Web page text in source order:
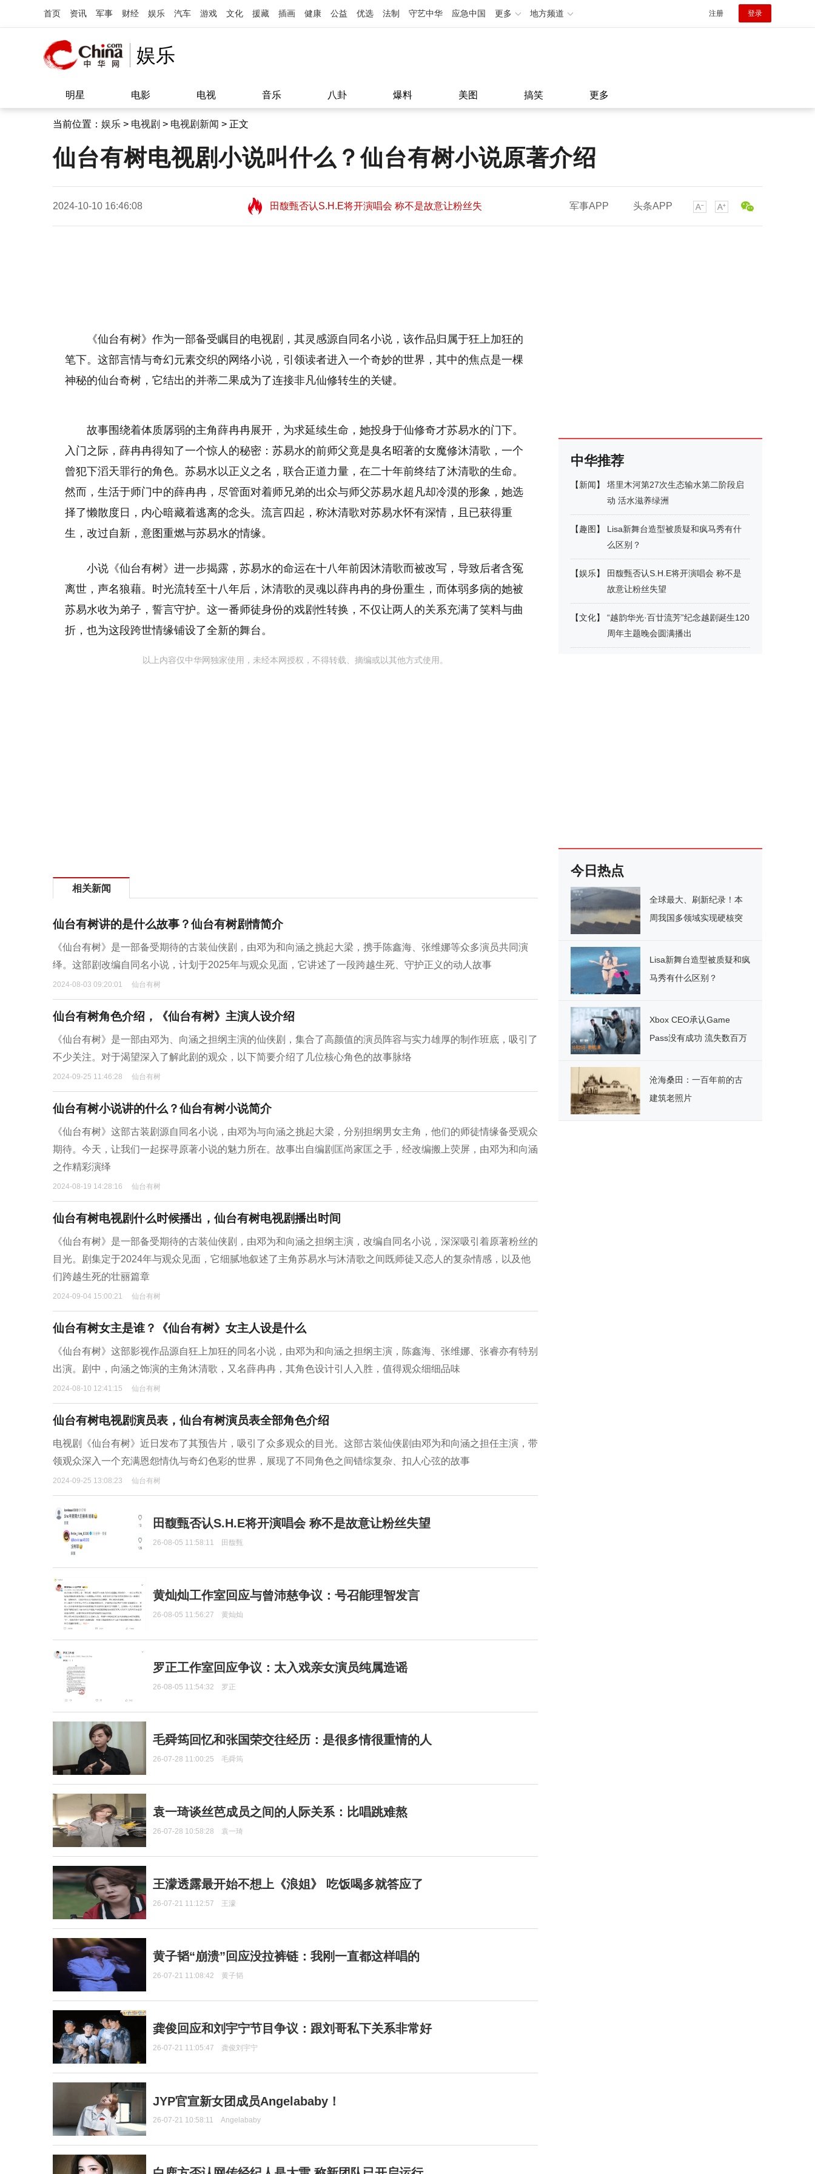
首页 资讯 军事 财经 娱乐 汽车 游戏 文化 援藏 插画 健康 公益 优选 法制 守艺中华 应急中国 更多 地方频道 注册 登录
娱乐
明星 电影 电视 音乐 八卦 爆料 美图 搞笑 更多
当前位置： 娱乐 > 电视剧 > 电视剧新闻 > 正文
仙台有树电视剧小说叫什么？仙台有树小说原著介绍
2024-10-10 16:46:08
田馥甄否认S.H.E将开演唱会 称不是故意让粉丝失
望11:08
田馥甄否认S.H.E将开演唱会 称不是故意让粉丝失
望11:08
军事APP 头条APP
《仙台有树》作为一部备受瞩目的电视剧，其灵感源自同名小说，该作品归属于狂上加狂的
笔下。这部言情与奇幻元素交织的网络小说，引领读者进入一个奇妙的世界，其中的焦点是一棵
神秘的仙台奇树，它结出的并蒂二果成为了连接非凡仙修转生的关键。
故事围绕着体质孱弱的主角薛冉冉展开，为求延续生命，她投身于仙修奇才苏易水的门下。
入门之际，薛冉冉得知了一个惊人的秘密：苏易水的前师父竟是臭名昭著的女魔修沐清歌，一个
曾犯下滔天罪行的角色。苏易水以正义之名，联合正道力量，在二十年前终结了沐清歌的生命。
然而，生活于师门中的薛冉冉，尽管面对着师兄弟的出众与师父苏易水超凡却冷漠的形象，她选
择了懒散度日，内心暗藏着逃离的念头。流言四起，称沐清歌对苏易水怀有深情，且已获得重
生，改过自新，意图重燃与苏易水的情缘。
小说《仙台有树》进一步揭露，苏易水的命运在十八年前因沐清歌而被改写，导致后者含冤
离世，声名狼藉。时光流转至十八年后，沐清歌的灵魂以薛冉冉的身份重生，而体弱多病的她被
苏易水收为弟子，誓言守护。这一番师徒身份的戏剧性转换，不仅让两人的关系充满了笑料与曲
折，也为这段跨世情缘铺设了全新的舞台。
以上内容仅中华网独家使用，未经本网授权，不得转载、摘编或以其他方式使用。
相关新闻
仙台有树讲的是什么故事？仙台有树剧情简介
《仙台有树》是一部备受期待的古装仙侠剧，由邓为和向涵之挑起大梁，携手陈鑫海、张维娜等众多演员共同演
绎。这部剧改编自同名小说，计划于2025年与观众见面，它讲述了一段跨越生死、守护正义的动人故事
2024-08-03 09:20:01 仙台有树
仙台有树角色介绍，《仙台有树》主演人设介绍
《仙台有树》是一部由邓为、向涵之担纲主演的仙侠剧，集合了高颜值的演员阵容与实力雄厚的制作班底，吸引了
不少关注。对于渴望深入了解此剧的观众，以下简要介绍了几位核心角色的故事脉络
2024-09-25 11:46:28 仙台有树
仙台有树小说讲的什么？仙台有树小说简介
《仙台有树》这部古装剧源自同名小说，由邓为与向涵之挑起大梁，分别担纲男女主角，他们的师徒情缘备受观众
期待。今天，让我们一起探寻原著小说的魅力所在。故事出自编剧匡尚家匡之手，经改编搬上荧屏，由邓为和向涵
之作精彩演绎
2024-08-19 14:28:16 仙台有树
仙台有树电视剧什么时候播出，仙台有树电视剧播出时间
《仙台有树》是一部备受期待的古装仙侠剧，由邓为和向涵之担纲主演，改编自同名小说，深深吸引着原著粉丝的
目光。剧集定于2024年与观众见面，它细腻地叙述了主角苏易水与沐清歌之间既师徒又恋人的复杂情感，以及他
们跨越生死的壮丽篇章
2024-09-04 15:00:21 仙台有树
仙台有树女主是谁？《仙台有树》女主人设是什么
《仙台有树》这部影视作品源自狂上加狂的同名小说，由邓为和向涵之担纲主演，陈鑫海、张维娜、张睿亦有特别
出演。剧中，向涵之饰演的主角沐清歌，又名薛冉冉，其角色设计引人入胜，值得观众细细品味
2024-08-10 12:41:15 仙台有树
仙台有树电视剧演员表，仙台有树演员表全部角色介绍
电视剧《仙台有树》近日发布了其预告片，吸引了众多观众的目光。这部古装仙侠剧由邓为和向涵之担任主演，带
领观众深入一个充满恩怨情仇与奇幻色彩的世界，展现了不同角色之间错综复杂、扣人心弦的故事
2024-09-25 13:08:23 仙台有树
田馥甄否认S.H.E将开演唱会 称不是故意让粉丝失望
26-08-05 11:58:11 田馥甄
黄灿灿工作室回应与曾沛慈争议：号召能理智发言
26-08-05 11:56:27 黄灿灿
罗正工作室回应争议：太入戏亲女演员纯属造谣
26-08-05 11:54:32 罗正
毛舜筠回忆和张国荣交往经历：是很多情很重情的人
26-07-28 11:00:25 毛舜筠
袁一琦谈丝芭成员之间的人际关系：比唱跳难熬
26-07-28 10:58:28 袁一琦
王濛透露最开始不想上《浪姐》 吃饭喝多就答应了
26-07-21 11:12:57 王濛
黄子韬“崩溃”回应没拉裤链：我刚一直都这样唱的
26-07-21 11:08:42 黄子韬
龚俊回应和刘宇宁节目争议：跟刘哥私下关系非常好
26-07-21 11:05:47 龚俊刘宇宁
JYP官宣新女团成员Angelababy！
26-07-21 10:58:11 Angelababy
中华推荐
【新闻】
塔里木河第27次生态输水第二阶段启
动 活水滋养绿洲
【趣图 】
Lisa新舞台造型被质疑和疯马秀有什
么区别？
【娱乐】
田馥甄否认S.H.E将开演唱会 称不是
故意让粉丝失望
【文化】
“越韵华光·百廿流芳”纪念越剧诞生120
周年主题晚会圆满播出
今日热点
全球最大、刷新纪录！本
周我国多领域实现硬核突
Lisa新舞台造型被质疑和疯
马秀有什么区别？
Xbox CEO承认Game
Pass没有成功 流失数百万
沧海桑田：一百年前的古
建筑老照片